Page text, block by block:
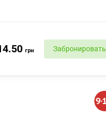
грн Забронировать